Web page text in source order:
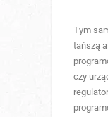
Tym
tańszą
czy